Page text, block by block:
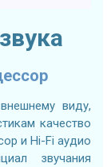
виду,
качество
и Hi-Fi аудио
звучания